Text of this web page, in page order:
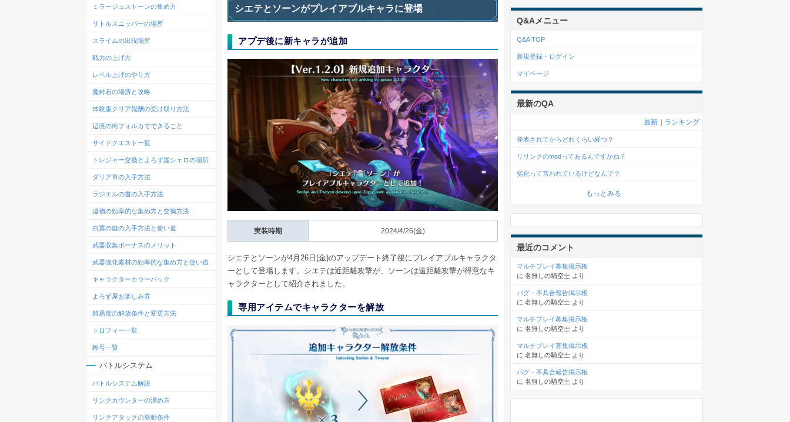
シエテとソーンがプレイアブルキャラに登場
アプデ後に新キャラが追加
実装時期 2024/4/26(金)
シエテとソーンが4月26日(金)のアップデート終了後にプレイアブルキャラクタ
ーとして登場します。シエテは近距離攻撃が、ソーンは遠距離攻撃が得意なキ
ャラクターとして紹介されました。
専用アイテムでキャラクターを解放
ミラージュストーンの集め方
リトルスニッパーの場所
スライムの出現場所
戦力の上げ方
レベル上げのやり方
魔封石の場所と攻略
体験版クリア報酬の受け取り方法
辺境の街フォルカでできること
サイドクエスト一覧
トレジャー交換とよろず屋シェロの場所
ダリア章の入手方法
ラジエルの書の入手方法
遺物の効率的な集め方と交換方法
白翼の鍵の入手方法と使い道
武器収集ボーナスのメリット
武器強化素材の効率的な集め方と使い道
キャラクターカラーパック
よろず屋お楽しみ券
難易度の解放条件と変更方法
トロフィー一覧
称号一覧
バトルシステム
バトルシステム解説
リンクカウンターの溜め方
リンクアタックの発動条件
Q&Aメニュー
Q&A TOP
新規登録・ログイン
マイページ
最新のQA
最新 ランキング
発表されてからどれくらい経つ？
リリンクのmodってあるんですかね？
劣化って言われているけどなんで？
もっとみる
最近のコメント
マルチプレイ募集掲示板
に 名無しの騎空士 より
バグ・不具合報告掲示板
に 名無しの騎空士 より
マルチプレイ募集掲示板
に 名無しの騎空士 より
マルチプレイ募集掲示板
に 名無しの騎空士 より
バグ・不具合報告掲示板
に 名無しの騎空士 より